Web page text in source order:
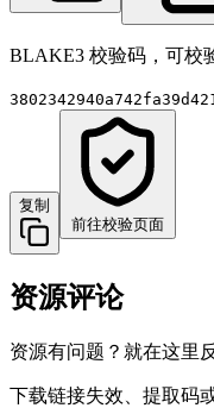
BLAKE3 校验码，可校
复制
前往校验页面
资源评论
资源有问题？就在这里
下载链接失效、提取码